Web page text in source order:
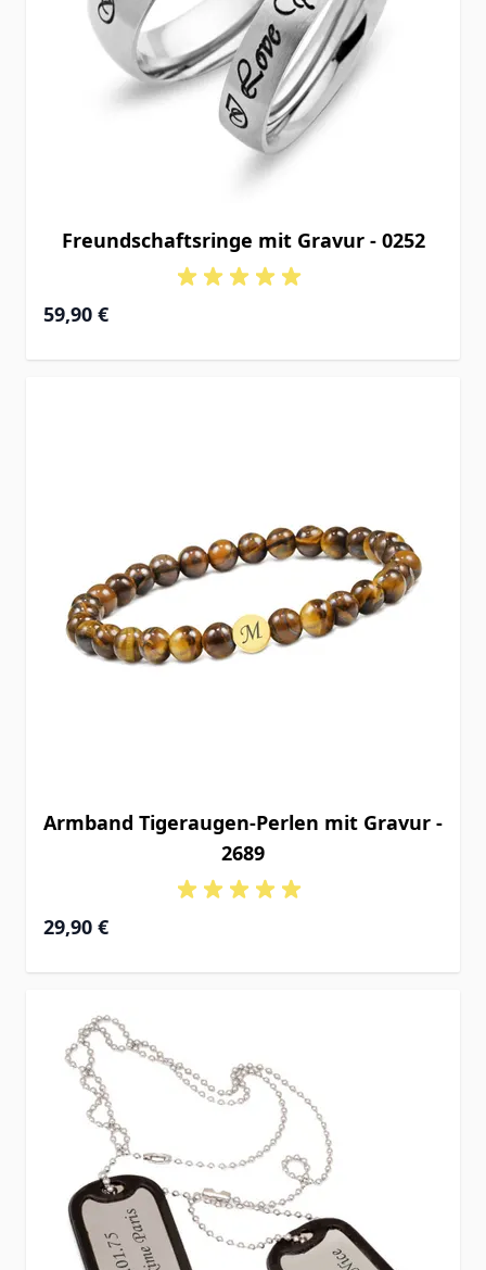
Freundschaftsringe mit Gravur - 0252
59,90 €
Armband Tigeraugen-Perlen mit Gravur -
2689
29,90 €